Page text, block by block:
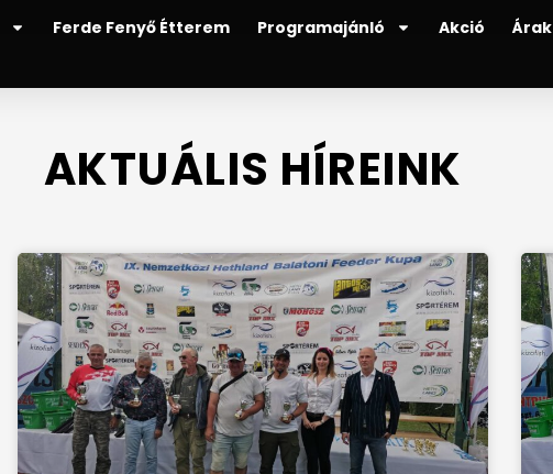
Ferde Fenyő Étterem Programajánló Akció Árak
AKTUÁLIS HÍREINK